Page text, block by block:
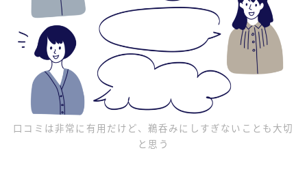
口コミは非常に有用だけど、鵜呑みにしすぎないことも大切
と思う